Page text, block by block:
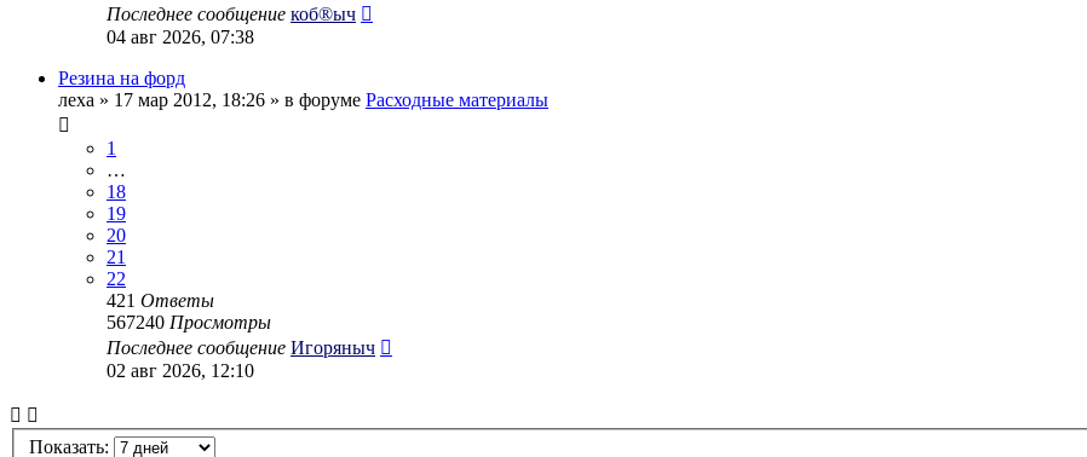
Последнее сообщение коб®ыч
04 авг 2026, 07:38
Резина на форд
леха » 17 мар 2012, 18:26 » в форуме Расходные материалы
1
…
18
19
20
21
22
421 Ответы
567240 Просмотры
Последнее сообщение Игоряныч
02 авг 2026, 12:10
Показать: